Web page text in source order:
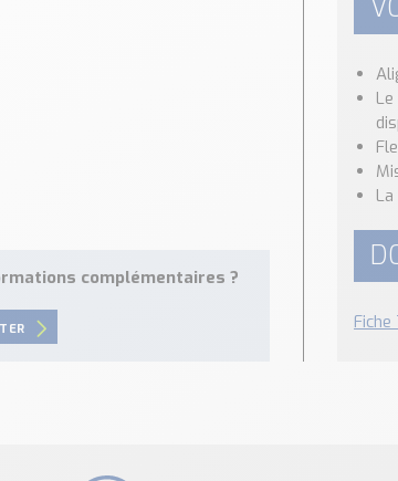
complémentaires ?